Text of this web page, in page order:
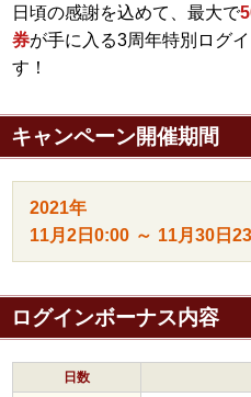
日頃の感謝を込めて、最大で
券が手に入る3周年特別ログ
す！
キャンペーン開催期間
2021年
11月2日 0:00 ～ 11月30日
ログインボーナス内容
日数